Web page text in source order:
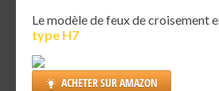
Le modèle de feux de croisement
type H7
ACHETER SUR AMAZON